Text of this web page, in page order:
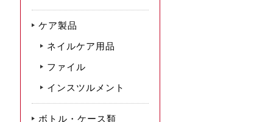
ケア製品
ネイルケア用品
ファイル
インスツルメント
ボトル・ケース類